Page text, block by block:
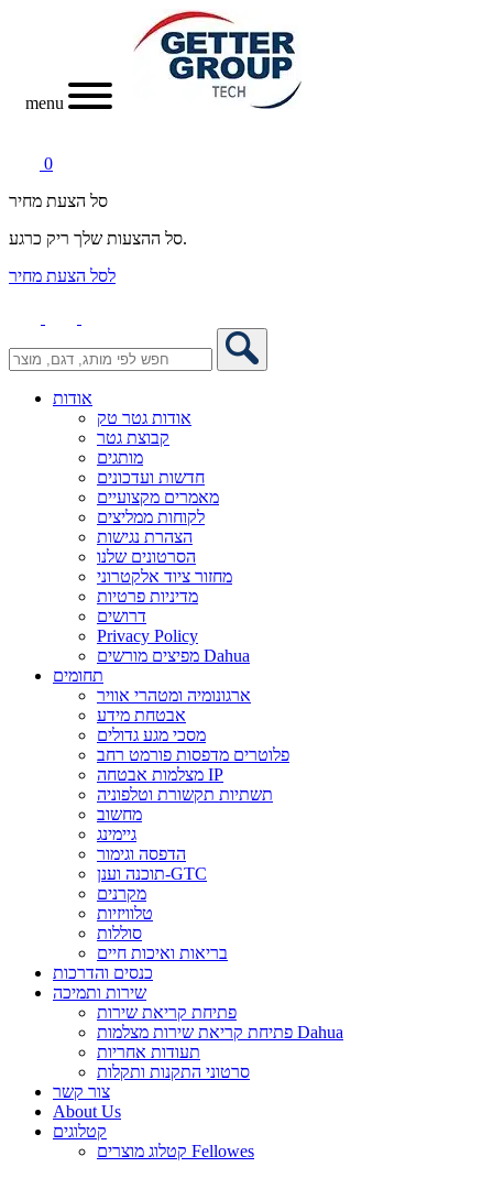
menu
0
סל הצעת מחיר
סל ההצעות שלך ריק כרגע.
לסל הצעת מחיר
אודות
אודות גטר טק
קבוצת גטר
מותגים
חדשות ועדכונים
מאמרים מקצועיים
לקוחות ממליצים
הצהרת נגישות
הסרטונים שלנו
מחזור ציוד אלקטרוני
מדיניות פרטיות
דרושים
Privacy Policy
מפיצים מורשים Dahua
תחומים
ארגונומיה ומטהרי אוויר
אבטחת מידע
מסכי מגע גדולים
פלוטרים מדפסות פורמט רחב
מצלמות אבטחה IP
תשתיות תקשורת וטלפוניה
מחשוב
גיימינג
הדפסה וגימור
תוכנה וענן-GTC
מקרנים
טלוויזיות
סוללות
בריאות ואיכות חיים
כנסים והדרכות
שירות ותמיכה
פתיחת קריאת שירות
פתיחת קריאת שירות מצלמות Dahua
תעודות אחריות
סרטוני התקנות ותקלות
צור קשר
About Us
קטלוגים
קטלוג מוצרים Fellowes